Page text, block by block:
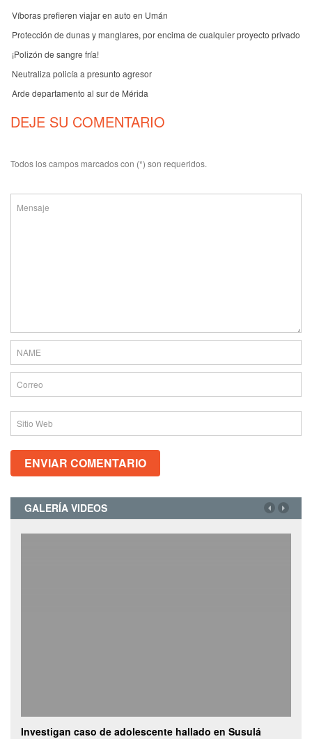
Víboras prefieren viajar en auto en Umán
Protección de dunas y manglares, por encima de cualquier proyecto privado
¡Polizón de sangre fría!
Neutraliza policía a presunto agresor
Arde departamento al sur de Mérida
DEJE SU COMENTARIO
Todos los campos marcados con (*) son requeridos.
GALERÍA VIDEOS
Investigan caso de adolescente hallado en Susulá